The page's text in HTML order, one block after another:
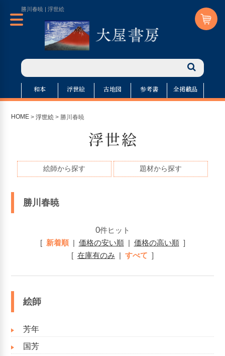
勝川春暁 | 浮世絵
和本 浮世絵 古地図 参考書 全掲載品
HOME >浮世絵 > 勝川春暁
浮世絵
絵師から探す 題材から探す
勝川春暁
0件ヒット
[ 新着順| 価格の安い順| 価格の高い順]
[ 在庫有のみ | すべて ]
絵師
芳年
国芳